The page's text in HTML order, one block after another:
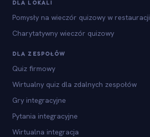
DLA LOKALI
Pomysły na wieczór quizowy w restauracji
Charytatywny wieczór quizowy
DLA ZESPOŁÓW
Quiz firmowy
Wirtualny quiz dla zdalnych zespołów
Gry integracyjne
Pytania integracyjne
Wirtualna integracja